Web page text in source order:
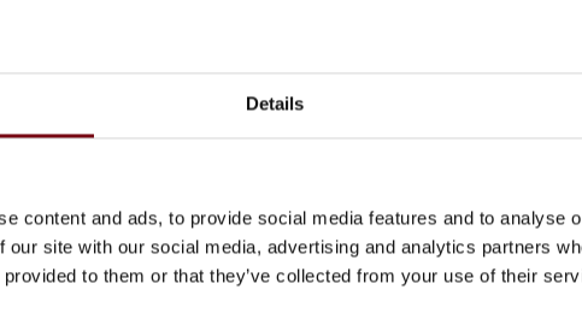
Details
content and ads, to provide social media features and to analyse
our site with our social media, advertising and analytics partners
to them or that they’ve collected from your use of their